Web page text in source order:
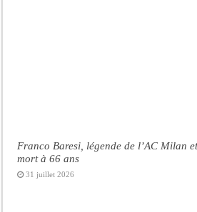
Franco Baresi, légende de l’AC Milan
mort à 66 ans
31 juillet 2026